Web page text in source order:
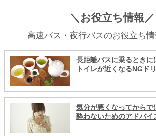
＼お役立ち情報／
高速バス・夜行バスのお役立ち情
長距離バスに乗るときに
トイレが近くなるNGド
気分が悪くなってからで
酔わないためのアドバイ